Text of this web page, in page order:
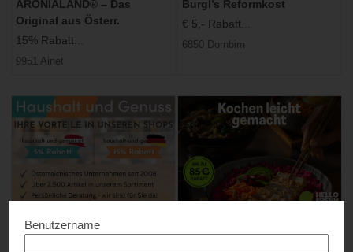
ARONIALAND® – Das
Original aus Österr.
15% Rabatt...
9951 Ainet
Burgl’s Reformkost
€ 5,- Rabatt...
6850 Dornbirn
Haushalt und Genuss
Bis zu 15% Rabatt...
Bis zu € 85,- Rabatt...
Benutzername